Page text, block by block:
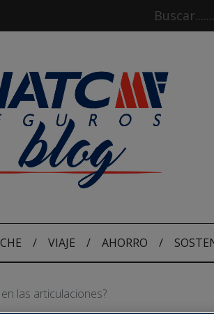
/ VIAJE / AHORRO /
las articulaciones?